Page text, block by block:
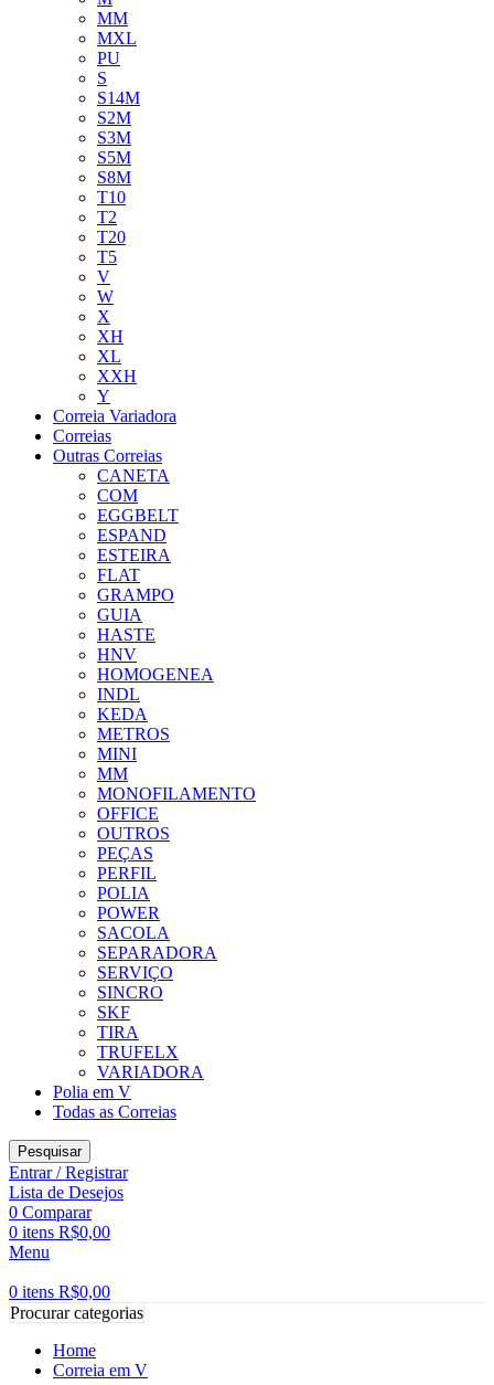
MM
MXL
PU
S
S14M
S2M
S3M
S5M
S8M
T10
T2
T20
T5
V
W
X
XH
XL
XXH
Y
Correia Variadora
Correias
Outras Correias
CANETA
COM
EGGBELT
ESPAND
ESTEIRA
FLAT
GRAMPO
GUIA
HASTE
HNV
HOMOGENEA
INDL
KEDA
METROS
MINI
MM
MONOFILAMENTO
OFFICE
OUTROS
PEÇAS
PERFIL
POLIA
POWER
SACOLA
SEPARADORA
SERVIÇO
SINCRO
SKF
TIRA
TRUFELX
VARIADORA
Polia em V
Todas as Correias
Pesquisar
Entrar / Registrar
Lista de Desejos
0 Comparar
0 itens R$0,00
Menu
0 itens R$0,00
Procurar categorias
Home
Correia em V